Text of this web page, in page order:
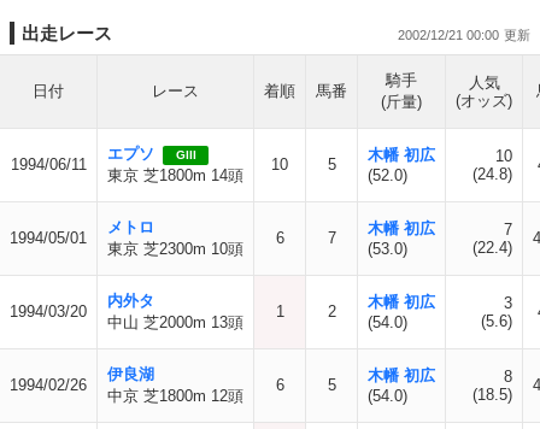
出走レース 2002/12/21 00:00
日付 レース 着順 馬番
騎手
(斤量)
人気
(オッズ)
1994/06/11
エプソ GIII
東京 芝1800m 14頭
10 5
木幡 初広
(52.0)
10
(24.8)
1994/05/01
メトロ
東京 芝2300m 10頭
6 7
木幡 初広
(53.0)
7
(22.4)
1994/03/20
内外タ
中山 芝2000m 13頭
1 2
木幡 初広
(54.0)
3
(5.6)
1994/02/26
伊良湖
中京 芝1800m 12頭
6 5
木幡 初広
(54.0)
8
(18.5)